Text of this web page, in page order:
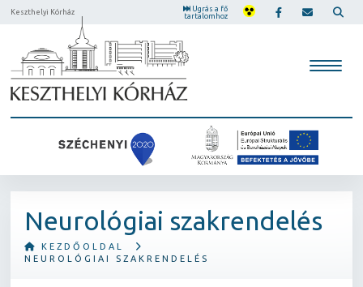
Keszthelyi Kórház
Ugrás a fő
tartalomhoz
Neurológiai szakrendelés
KEZDŐOLDAL
NEUROLÓGIAI SZAKRENDELÉS